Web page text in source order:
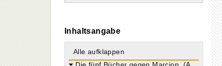
Inhaltsangabe
Alle aufklappen